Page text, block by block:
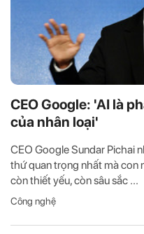
CEO Google: 'AI là
của nhân loại'
CEO Google Sundar Pichai
thứ quan trọng nhất mà con
còn thiết yếu, còn sâu sắc ...
Công nghệ